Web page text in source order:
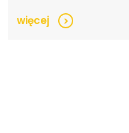
więcej >